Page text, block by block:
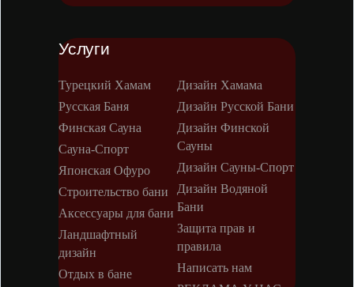
Услуги
Турецкий Хамам
Русская Баня
Финская Сауна
Сауна-Спорт
Японская Офуро
Строительство бани
Аксессуары для бани
Ландшафтный
дизайн
Отдых в бане
Дизайн Хамама
Дизайн Русской Бани
Дизайн Финской
Сауны
Дизайн Сауны-Спорт
Дизайн Водяной
Бани
Защита прав и
правила
Написать нам